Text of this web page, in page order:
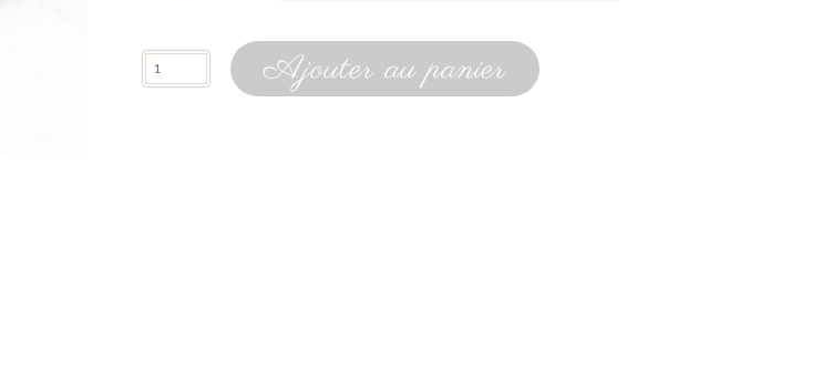
quantité
de
Ajouter au panier